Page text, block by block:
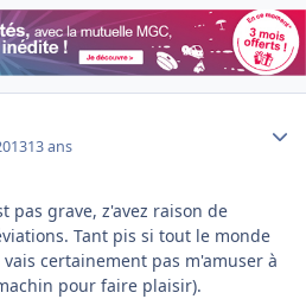
13 ans
pas grave, z'avez raison de
Tant pis si tout le monde
certainement pas m'amuser à
pour faire plaisir).